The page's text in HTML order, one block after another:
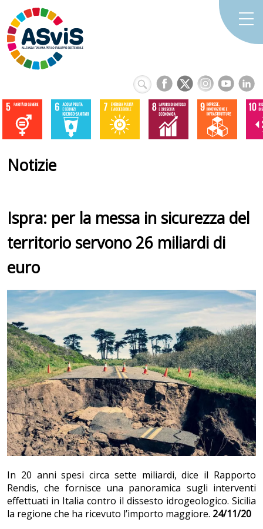
Notizie
Ispra: per la messa in sicurezza del
territorio servono 26 miliardi di
euro
In 20 anni spesi circa sette miliardi, dice il Rapporto
Rendis, che fornisce una panoramica sugli interventi
effettuati in Italia contro il dissesto idrogeologico. Sicilia
la regione che ha ricevuto l’importo maggiore. 24/11/20